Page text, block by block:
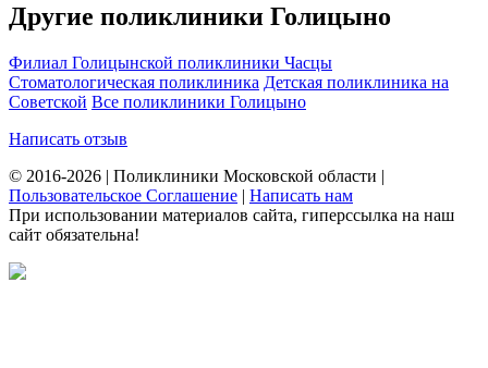
Другие поликлиники Голицыно
Филиал Голицынской поликлиники Часцы
Стоматологическая поликлиника Детская поликлиника на
Советской Все поликлиники Голицыно
Написать отзыв
© 2016-2026 | Поликлиники Московской области |
Пользовательское Соглашение | Написать нам
При использовании материалов сайта, гиперссылка на наш
сайт обязательна!